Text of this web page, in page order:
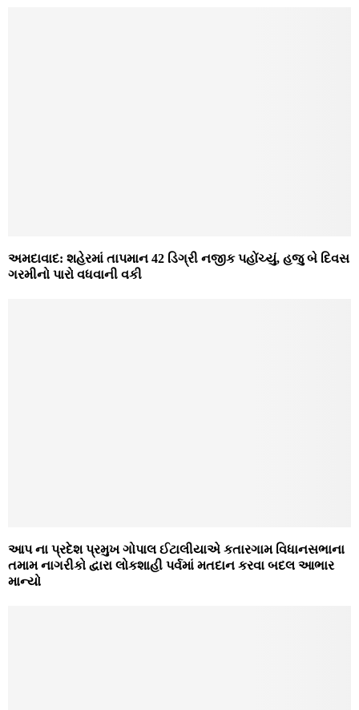
અમદાવાદ: શહેરમાં તાપમાન 42 ડિગ્રી નજીક પહોંચ્યું, હજુ બે દિવસ
ગરમીનો પારો વધવાની વકી
આપ ના પ્રદેશ પ્રમુખ ગોપાલ ઈટાલીયાએ કતારગામ વિધાનસભાના
તમામ નાગરીકો દ્વારા લોકશાહી પર્વમાં મતદાન કરવા બદલ આભાર
માન્યો